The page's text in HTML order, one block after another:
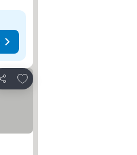
Megosztás
Hozzáadás a kedvencekhez